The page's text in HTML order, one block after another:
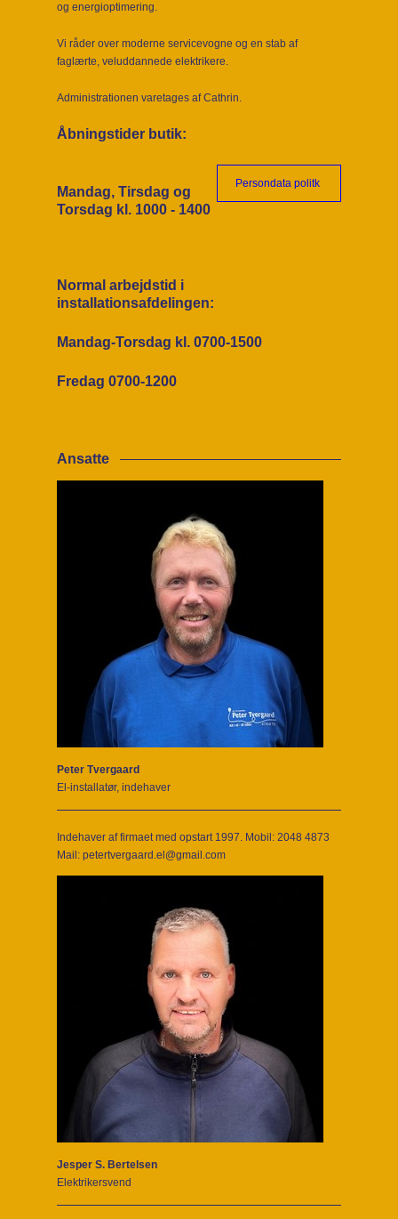
og energioptimering.
Vi råder over moderne servicevogne og en stab af
faglærte, veluddannede elektrikere.
Administrationen varetages af Cathrin.
Åbningstider butik:
Persondata politk
Mandag, Tirsdag og
Torsdag kl. 1000 - 1400
Normal arbejdstid i
installationsafdelingen:
Mandag-Torsdag kl. 0700-1500
Fredag 0700-1200
Ansatte
Peter Tvergaard
El-installatør, indehaver
Indehaver af firmaet med opstart 1997. Mobil: 2048 4873
Mail: petertvergaard.el@gmail.com
Jesper S. Bertelsen
Elektrikersvend